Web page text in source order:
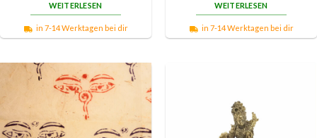
WEITERLESEN
in 7-14 Werktagen bei dir
WEITERLESEN
in 7-14 Werktagen bei dir